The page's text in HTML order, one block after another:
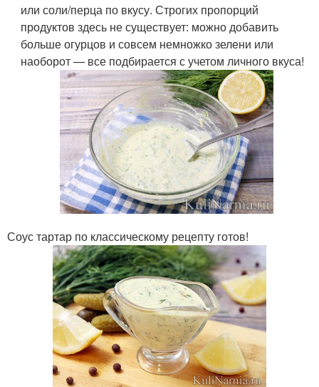
или соли/перца по вкусу. Строгих пропорций
продуктов здесь не существует: можно добавить
больше огурцов и совсем немножко зелени или
наоборот — все подбирается с учетом личного вкуса!
Соус тартар по классическому рецепту готов!